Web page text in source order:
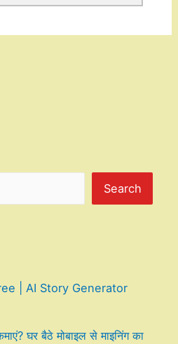
Search
| AI Story Generator
घर बैठे मोबाइल से माइनिंग का